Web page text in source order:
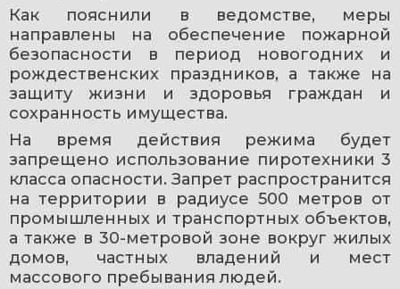
Как пояснили в ведомстве, меры
направлены на обеспечение пожарной
безопасности в период новогодних и
рождественских праздников, а также на
защиту жизни и здоровья граждан и
сохранность имущества.
На время действия режима будет
запрещено использование пиротехники 3
класса опасности. Запрет распространится
на территории в радиусе 500 метров от
промышленных и транспортных объектов,
а также в 30-метровой зоне вокруг жилых
домов, частных владений и мест
массового пребывания людей.